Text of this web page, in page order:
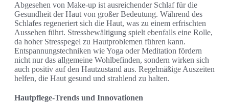
Abgesehen von Make-up ist ausreichender Schlaf für die
Gesundheit der Haut von großer Bedeutung. Während des
Schlafes regeneriert sich die Haut, was zu einem erfrischten
Aussehen führt. Stressbewältigung spielt ebenfalls eine Rolle,
da hoher Stresspegel zu Hautproblemen führen kann.
Entspannungstechniken wie Yoga oder Meditation fördern
nicht nur das allgemeine Wohlbefinden, sondern wirken sich
auch positiv auf den Hautzustand aus. Regelmäßige Auszeiten
helfen, die Haut gesund und strahlend zu halten.
Hautpflege-Trends und Innovationen